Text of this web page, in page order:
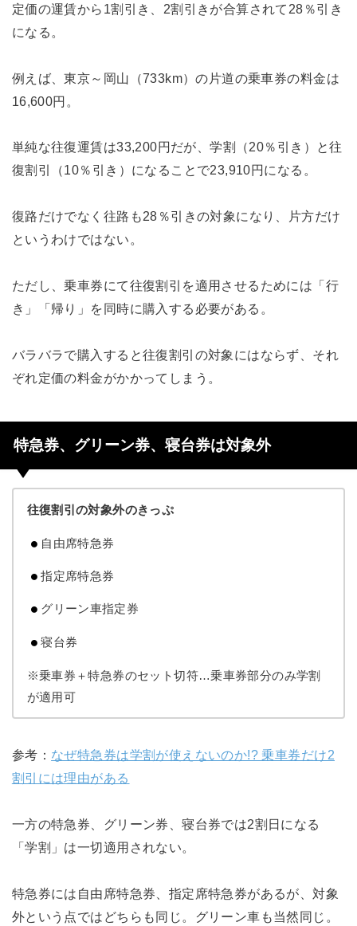
定価の運賃から1割引き、2割引きが合算されて28％引き
になる。
例えば、東京～岡山（733km）の片道の乗車券の料金は
16,600円。
単純な往復運賃は33,200円だが、学割（20％引き）と往
復割引（10％引き）になることで23,910円になる。
復路だけでなく往路も28％引きの対象になり、片方だけ
というわけではない。
ただし、乗車券にて往復割引を適用させるためには「行
き」「帰り」を同時に購入する必要がある。
バラバラで購入すると往復割引の対象にはならず、それ
ぞれ定価の料金がかかってしまう。
特急券、グリーン券、寝台券は対象外
往復割引の対象外のきっぷ
自由席特急券
指定席特急券
グリーン車指定券
寝台券
※乗車券＋特急券のセット切符…乗車券部分のみ学割
が適用可
参考： なぜ特急券は学割が使えないのか!? 乗車券だけ2
割引には理由がある
一方の特急券、グリーン券、寝台券では2割日になる
「学割」は一切適用されない。
特急券には自由席特急券、指定席特急券があるが、対象
外という点ではどちらも同じ。グリーン車も当然同じ。